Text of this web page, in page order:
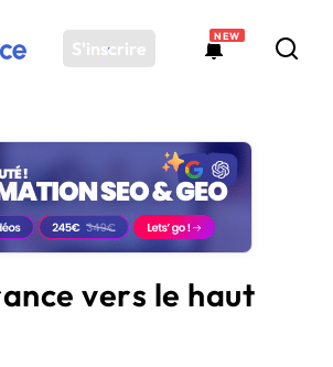
S'inscrire
NEW
vers le haut